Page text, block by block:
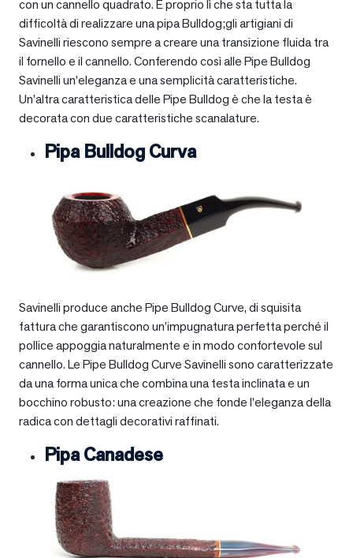
con un cannello quadrato. È proprio lì che sta tutta la
difficoltà di realizzare una pipa Bulldog;gli artigiani di
Savinelli riescono sempre a creare una transizione fluida tra
il fornello e il cannello. Conferendo così alle Pipe Bulldog
Savinelli un’eleganza e una semplicità caratteristiche.
Un’altra caratteristica delle Pipe Bulldog è che la testa è
decorata con due caratteristiche scanalature.
Pipa Bulldog Curva
Savinelli produce anche Pipe Bulldog Curve, di squisita
fattura che garantiscono un’impugnatura perfetta perché il
pollice appoggia naturalmente e in modo confortevole sul
cannello. Le Pipe Bulldog Curve Savinelli sono caratterizzate
da una forma unica che combina una testa inclinata e un
bocchino robusto: una creazione che fonde l’eleganza della
radica con dettagli decorativi raffinati.
Pipa Canadese